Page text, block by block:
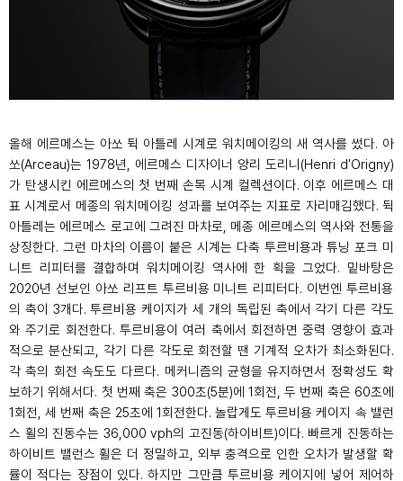
올해 에르메스는 아쏘 뒥 아틀레 시계로 워치메이킹의 새 역사를 썼다. 아
쏘(Arceau)는 1978년, 에르메스 디자이너 앙리 도리니(Henri d’Origny)
가 탄생시킨 에르메스의 첫 번째 손목 시계 컬렉션이다. 이후 에르메스 대
표 시계로서 메종의 워치메이킹 성과를 보여주는 지표로 자리매김했다. 뒥
아틀레는 에르메스 로고에 그려진 마차로, 메종 에르메스의 역사와 전통을
상징한다. 그런 마차의 이름이 붙은 시계는 다축 투르비용과 튜닝 포크 미
니트 리피터를 결합하며 워치메이킹 역사에 한 획을 그었다. 밑바탕은
2020년 선보인 아쏘 리프트 투르비용 미니트 리피터다. 이번엔 투르비용
의 축이 3개다.투르비용 케이지가 세 개의 독립된 축에서 각기 다른 각도
와 주기로 회전한다.투르비용이 여러 축에서 회전하면 중력 영향이 효과
적으로 분산되고, 각기 다른 각도로 회전할 땐 기계적 오차가 최소화된다.
각 축의 회전 속도도 다르다. 메커니즘의 균형을 유지하면서 정확성도 확
보하기 위해서다. 첫 번째 축은 300초(5분)에 1회전,두 번째 축은 60초에
1회전,세 번째 축은 25초에 1회전한다.놀랍게도 투르비용 케이지 속 밸런
스 휠의 진동수는 36,000 vph의 고진동(하이비트)이다. 빠르게 진동하는
하이비트 밸런스 휠은 더 정밀하고, 외부 충격으로 인한 오차가 발생할 확
률이 적다는 장점이 있다.하지만 그만큼 투르비용 케이지에 넣어 제어하